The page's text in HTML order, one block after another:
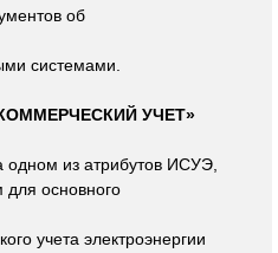
об
системами.
УЧЕТ»
из атрибутов ИСУЭ,
основного
учета электроэнергии